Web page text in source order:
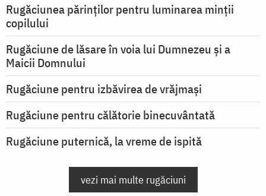
Rugăciunea părinților pentru luminarea minţii
copilului
Rugăciune de lăsare în voia lui Dumnezeu şi a
Maicii Domnului
Rugăciune pentru izbăvirea de vrăjmași
Rugăciune pentru călătorie binecuvântată
Rugăciune puternică, la vreme de ispită
vezi mai multe rugăciuni